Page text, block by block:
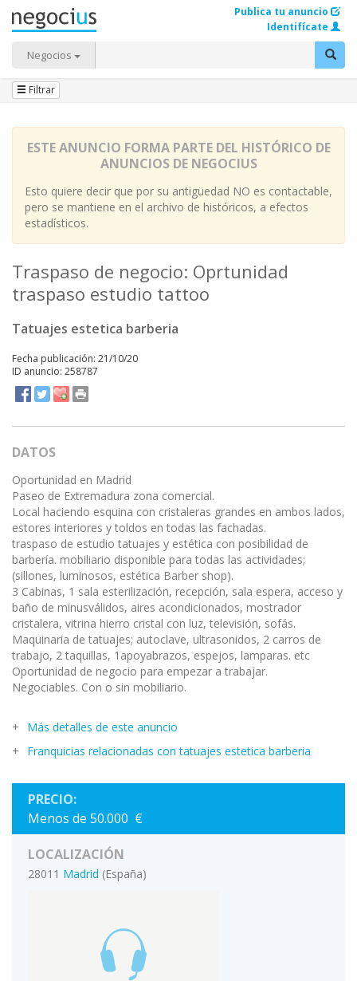
Negocios
Publica tu anuncio
Identifícate
Filtrar
ESTE ANUNCIO FORMA PARTE DEL HISTÓRICO DE
ANUNCIOS DE NEGOCIUS
Esto quiere decir que por su antigüedad NO es contactable,
pero se mantiene en el archivo de históricos, a efectos
estadísticos.
Traspaso de negocio: Oprtunidad
traspaso estudio tattoo
Tatuajes estetica barberia
Fecha publicación: 21/10/20
ID anuncio: 258787
DATOS
Oportunidad en Madrid
Paseo de Extremadura zona comercial.
Local haciendo esquina con cristaleras grandes en ambos lados,
estores interiores y toldos en todas las fachadas.
traspaso de estudio tatuajes y estética con posibilidad de
barbería. mobiliario disponible para todas las actividades;
(sillones, luminosos, estética Barber shop).
3 Cabinas, 1 sala esterilización, recepción, sala espera, acceso y
baño de minusválidos, aires acondicionados, mostrador
cristalera, vitrina hierro cristal con luz, televisión, sofás.
Maquinaria de tatuajes; autoclave, ultrasonidos, 2 carros de
trabajo, 2 taquillas, 1apoyabrazos, espejos, lamparas. etc
Oportunidad de negocio para empezar a trabajar.
Negociables. Con o sin mobiliario.
Más detalles de este anuncio
Franquicias relacionadas con tatuajes estetica barberia
PRECIO:
Menos de 50.000 €
LOCALIZACIÓN
28011 Madrid (España)